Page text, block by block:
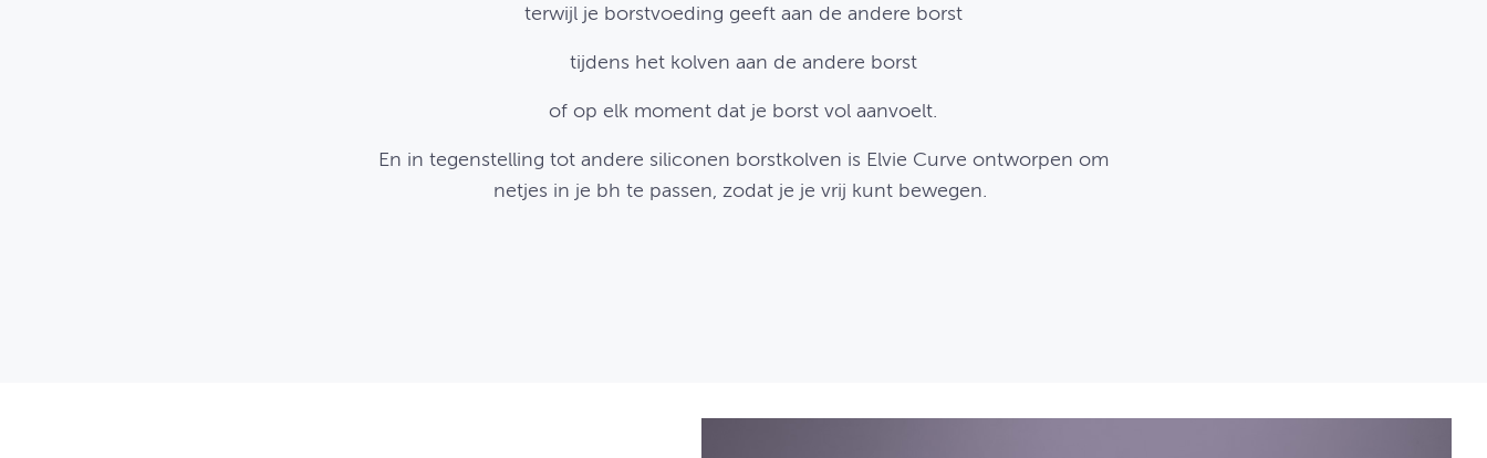
terwijl je borstvoeding geeft aan de andere borst
tijdens het kolven aan de andere borst
of op elk moment dat je borst vol aanvoelt.
En in tegenstelling tot andere siliconen borstkolven is Elvie Curve ontworpen om
netjes in je bh te passen, zodat je je vrij kunt bewegen.